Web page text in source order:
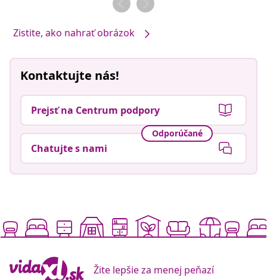
Zistite, ako nahrať obrázok
Kontaktujte nás!
Prejsť na Centrum podpory
Odporúčané
Chatujte s nami
Žite lepšie za menej peňazí